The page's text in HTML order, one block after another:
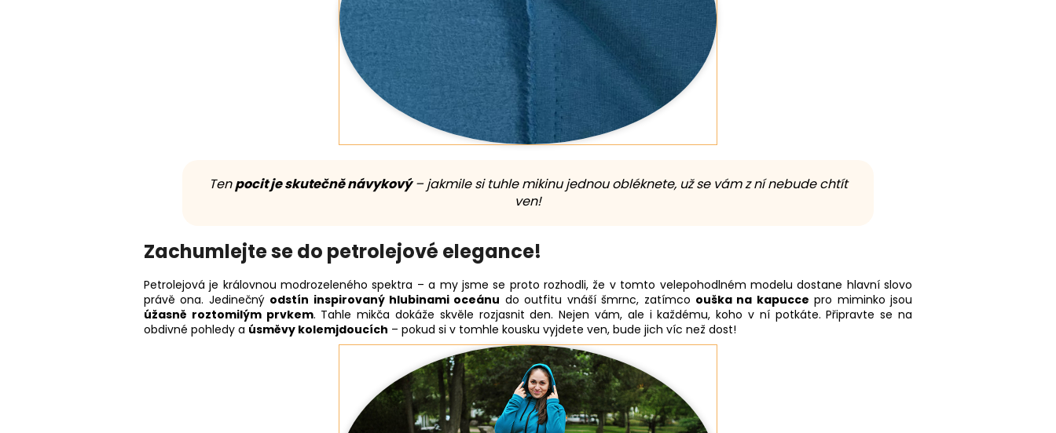
Tenpocit je skutečně návykový– jakmile si tuhle mikinu jednou obléknete, už se vám z ní nebude chtít
ven!
Zachumlejte se do petrolejové elegance!
Petrolejová je královnou modrozeleného spektra – a my jsme se proto rozhodli, že v tomto velepohodlném modelu dostane hlavní slovo
právě ona. Jedinečný odstín inspirovaný hlubinami oceánu do outfitu vnáší šmrnc, zatímco ouška na kapucce pro miminko jsou
úžasně roztomilým prvkem. Tahle mikča dokáže skvěle rozjasnit den. Nejen vám, ale i každému, koho v ní potkáte. Připravte se na
obdivné pohledy a úsměvy kolemjdoucích – pokud si v tomhle kousku vyjdete ven, bude jich víc než dost!